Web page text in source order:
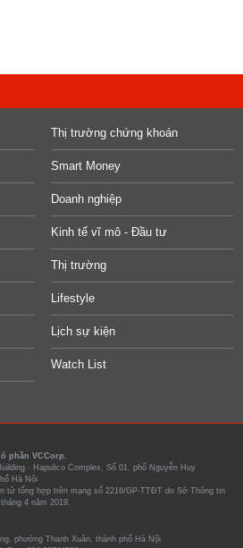
Thị trường chứng khoán
Smart Money
Doanh nghiệp
Kinh tế vĩ mô - Đầu tư
Thị trường
Lifestyle
Lịch sự kiện
Watch List
phần VCCorp.
- Hapulico Complex, Số 01, phố Nguyễn Huy
Hà Nội
tử tổng hợp trên mạng số 2216/GP-TTĐT do Sở Thông tin
4 năm 2019.
phường Thanh Xuân, thành phố Hà Nội